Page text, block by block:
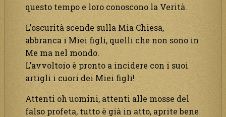
questo tempo e loro conoscono la Verità.
L’oscurità scende sulla Mia Chiesa,
abbranca i Miei figli, quelli che non sono in
Me ma nel mondo.
L’avvoltoio è pronto a incidere con i suoi
artigli i cuori dei Miei figli!
Attenti oh uomini, attenti alle mosse del
falso profeta, tutto è già in atto, aprite bene